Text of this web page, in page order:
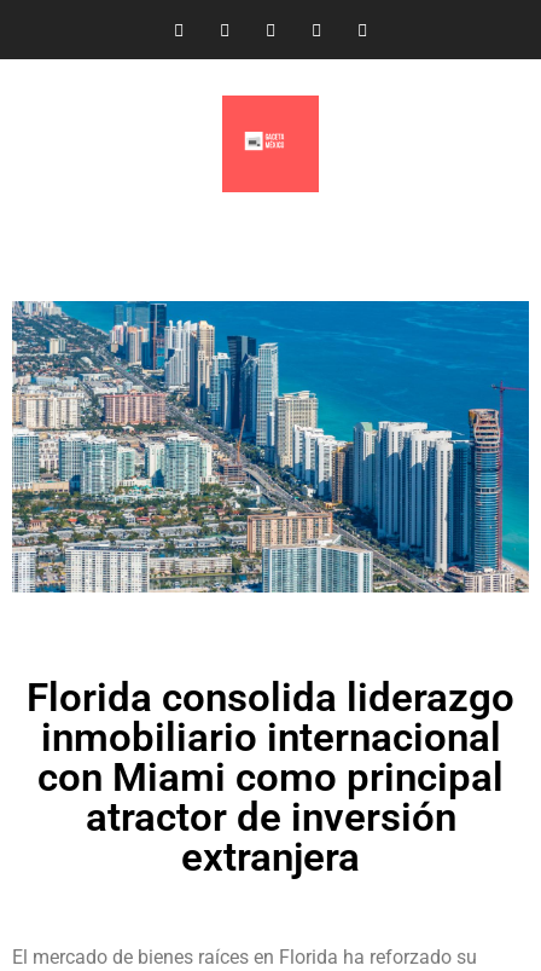
Florida consolida liderazgo
inmobiliario internacional
con Miami como principal
atractor de inversión
extranjera
El mercado de bienes raíces en Florida ha reforzado su